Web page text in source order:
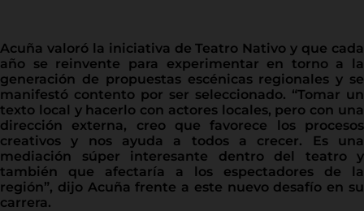
Acuña valoró la iniciativa de Teatro Nativo y que cada
año se reinvente para experimentar en torno a la
generación de propuestas escénicas regionales y se
manifestó contento por ser seleccionado. “Tomar un
texto local y hacerlo con actores locales, pero con una
dirección externa, creo que favorece los procesos
creativos y nos ayuda a todos a crecer. Es una
mediación súper interesante dentro del teatro y
también que afectaría a los espectadores de la
región”, dijo Acuña frente a este nuevo desafío en su
carrera.